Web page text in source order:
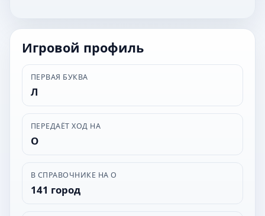
Игровой профиль
ПЕРВАЯ БУКВА
Л
ПЕРЕДАЁТ ХОД НА
О
В СПРАВОЧНИКЕ НА О
141 город